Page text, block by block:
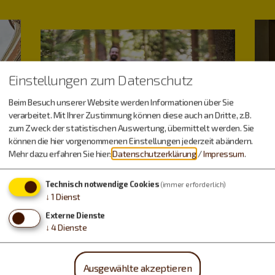
Einstellungen zum Datenschutz
Beim Besuch unserer Website werden Informationen über Sie
verarbeitet. Mit Ihrer Zustimmung können diese auch an Dritte, z.B.
zum Zweck der statistischen Auswertung, übermittelt werden. Sie
können die hier vorgenommenen Einstellungen jederzeit abändern.
Mehr dazu erfahren Sie hier:Datenschutzerklärung /Impressum.
Technisch notwendige Cookies (immer erforderlich)
↓ 1 Dienst
Externe Dienste
↓ 4Dienste
Ausgewählte akzeptieren